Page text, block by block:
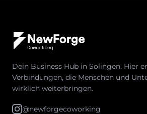
Dein Business Hub in Solingen. Hier
Verbindungen, die Menschen und
wirklich weiterbringen.
@newforgecoworking